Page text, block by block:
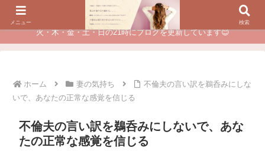
夫に不倫されたつらい経験が、あなたのチャンスに変わるカウンセリング
火・木・金・土・日の21時にブログを更新しています😊
ホーム 妻の気持ち
不倫夫の言い訳を鵜呑みにしな
いで、あなたの正常な感覚を信じる
不倫夫の言い訳を鵜呑みにしないで、あな
たの正常な感覚を信じる
メニュー 検索